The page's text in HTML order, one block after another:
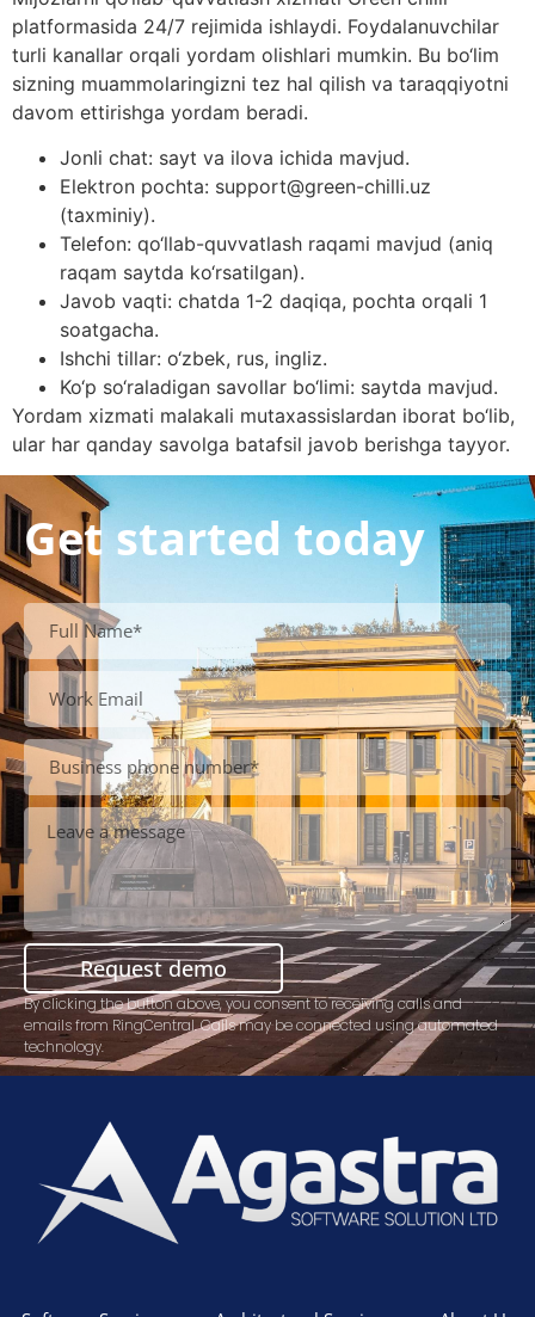
platformasida 24/7 rejimida ishlaydi. Foydalanuvchilar
turli kanallar orqali yordam olishlari mumkin. Bu bo‘lim
sizning muammolaringizni tez hal qilish va taraqqiyotni
davom ettirishga yordam beradi.
Jonli chat: sayt va ilova ichida mavjud.
Elektron pochta: support@green-chilli.uz
(taxminiy).
Telefon: qo‘llab-quvvatlash raqami mavjud (aniq
raqam saytda ko‘rsatilgan).
Javob vaqti: chatda 1-2 daqiqa, pochta orqali 1
soatgacha.
Ishchi tillar: o‘zbek, rus, ingliz.
Ko‘p so‘raladigan savollar bo‘limi: saytda mavjud.
Yordam xizmati malakali mutaxassislardan iborat bo‘lib,
ular har qanday savolga batafsil javob berishga tayyor.
Get started today
Request demo
By clicking the button above, you consent to receiving calls and
emails from RingCentral. Calls may be connected using automated
technology.